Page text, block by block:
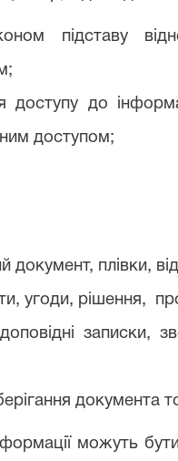
підставу
до
доступом;
документ, плівки,
угоди, рішення,
записки,
документа
можуть